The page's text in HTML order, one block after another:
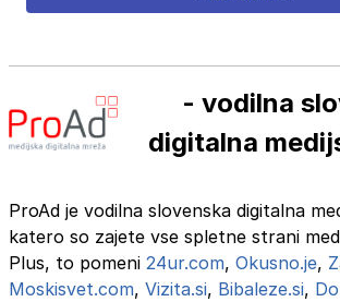
- vodilna
digitalna
ProAd je vodilna slovenska digitalna
katero so zajete vse spletne strani
Plus, to pomeni 24ur.com, Okusno.je,
Moskisvet.com, Vizita.si, Bibaleze.si,